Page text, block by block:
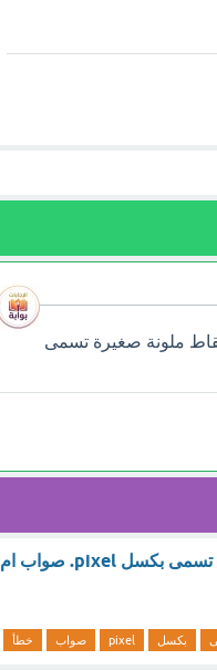
ملونة صغيرة تسمى
تتكون الصورة الرقمية من مجموعة من نقاط ملونة صغيرة تسمى بكسل pixel. صواب ام
بكسل pixel صواب خطأ